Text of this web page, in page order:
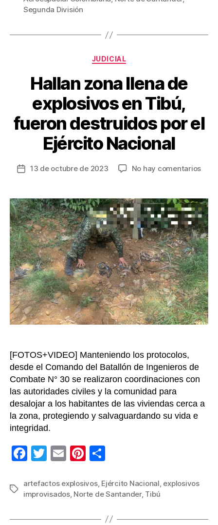
b
o
Segunda División
Categorías
JUDICIAL
Hallan zona llena de
explosivos en Tibú,
fueron destruidos por el
Ejército Nacional
Fecha
entrada
13 de octubre de 2023 No hay comentariosen
llena
de
en
Tibú,
por
el
[FOTOS+VIDEO] Manteniendo los protocolos,
desde el Comando del Batallón de Ingenieros de
Combate N° 30 se realizaron coordinaciones con
las autoridades civiles y la comunidad para
desalojar a los habitantes de las viviendas cerca a
la zona, protegiendo y salvaguardando su vida e
integridad.
F
c
e
b
T
tt
er
E
ail
Pi
er
e
st
m
p
ar
Etiquetas
artefactos explosivos, Ejército Nacional explosivos
improvisados, Norte de Santander, Tibú